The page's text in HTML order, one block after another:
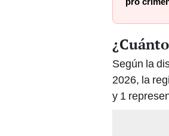
Según la
2026, la
y 1